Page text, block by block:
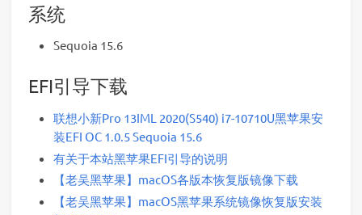
系统
Sequoia 15.6
EFI引导下载
联想小新Pro 13IML 2020(S540) i7-10710U黑苹果安
装EFI OC 1.0.5 Sequoia 15.6
有关于本站黑苹果EFI引导的说明
【老吴黑苹果】macOS各版本恢复版镜像下载
【老吴黑苹果】macOS黑苹果系统镜像恢复版安装